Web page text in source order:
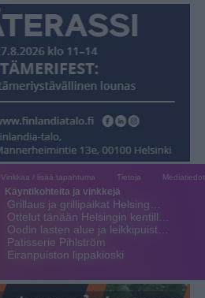
Vinkkaa / lisää tapahtuma Tietoja Mediatiedot
Käyntikohteita ja vinkkejä
Grillaus ja grillipaikat Helsing…
Ottelut tänään Helsingin kentill…
Oodin lasten alue ja leikkipuist…
Patisserie Pihlström
Eiranpuiston lippakioski